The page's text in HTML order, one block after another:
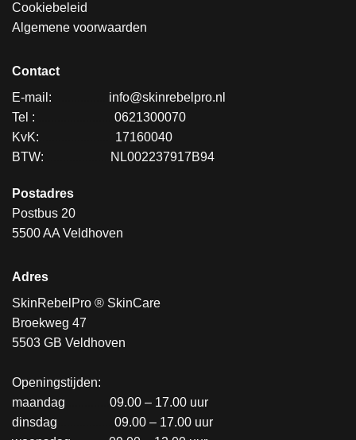
Cookiebeleid
Algemene voorwaarden
Contact
E-mail:
info@skinrebelpro.nl
Tel :
0621300070
KvK:
17160040
BTW:
NL002237917B94
Postadres
Postbus 20
5500 AA Veldhoven
Adres
SkinRebelPro ® SkinCare
Broekweg 47
5503 GB Veldhoven
Openingstijden:
maandag
09.00 – 17.00 uur
dinsdag
09.00 – 17.00 uur